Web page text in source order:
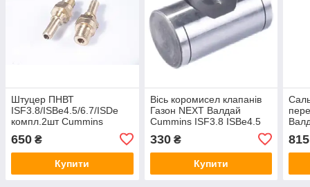
Штуцер ПНВТ
ISF3.8/ISBe4.5/6.7/ISDe
компл.2шт Cummins
650 ₴
Купити
Вісь коромисел клапанів
Газон NEXT Валдай
Cummins ISF3.8 ISBe4.5
Investmen 4928699
330₴
Купити
815